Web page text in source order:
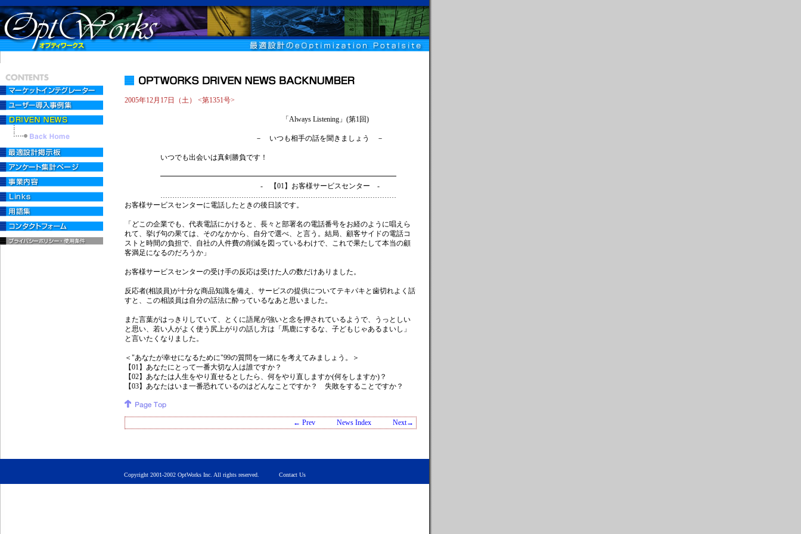
2005年12月17日（土） <第1351号>
「Always Listening」(第1回)
－ いつも相手の話を聞きましょう －
いつでも出会いは真剣勝負です！
━━━━━━━━━━━━━━━━━━━━━━━━━━━━━━━━━
- 【01】お客様サービスセンター -
………………………………………………………………………………………
お客様サービスセンターに電話したときの後日談です。
「どこの企業でも、代表電話にかけると、長々と部署名の電話番号をお経のように唱えら
れて、挙げ句の果ては、そのなかから、自分で選べ、と言う。結局、顧客サイドの電話コ
ストと時間の負担で、自社の人件費の削減を図っているわけで、これで果たして本当の顧
客満足になるのだろうか」
お客様サービスセンターの受け手の反応は受けた人の数だけありました。
反応者(相談員)が十分な商品知識を備え、サービスの提供についてテキパキと歯切れよく話
すと、この相談員は自分の話法に酔っているなあと思いました。
また言葉がはっきりしていて、とくに語尾が強いと念を押されているようで、うっとしい
と思い、若い人がよく使う尻上がりの話し方は「馬鹿にするな、子どもじゃあるまいし」
と言いたくなりました。
＜"あなたが幸せになるために"99の質問を一緒にを考えてみましょう。＞
【01】あなたにとって一番大切な人は誰ですか？
【02】あなたは人生をやり直せるとしたら、何をやり直しますか(何をしますか)？
【03】あなたはいま一番恐れているのはどんなことですか？ 失敗をすることですか？
← Prev News Index Next→
Copyright 2001-2002 OptWorks Inc. All rights reserved. Contact Us